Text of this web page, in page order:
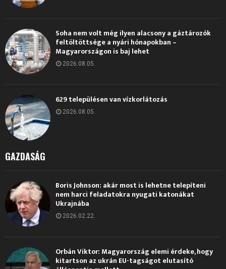
Soha nem volt még ilyen alacsony a gáztározók
feltöltöttsége a nyári hónapokban –
Magyarországon is baj lehet
2026.08.05.
629 településen van vízkorlátozás
2026.08.05.
GAZDASÁG
Boris Johnson: akár most is lehetne telepíteni
nem harci feladatokra nyugati katonákat
Ukrajnába
2026.02.22.
Orbán Viktor: Magyarország elemi érdeke, hogy
kitartson az ukrán EU-tagságot elutasító